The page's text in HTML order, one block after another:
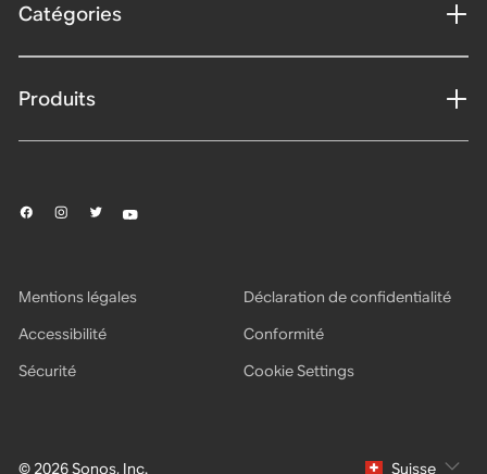
Catégories
Produits
© 2026 Sonos, Inc.
Mentions légales
Déclaration de confidentialité
Accessibilité
Conformité
Sécurité
Cookie Settings
Suisse